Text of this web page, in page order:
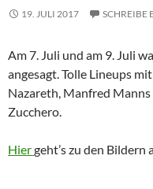
19. JULI 2017 SCHREIBE
Am 7. Juli und am 9. Juli
angesagt. Tolle Lineups
Nazareth, Manfred
Zucchero.
Hiergeht’s zu den